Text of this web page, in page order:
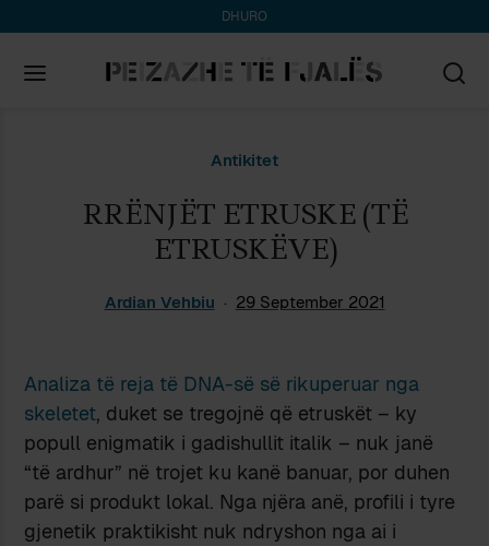
DHURO
Antikitet
RRËNJËT ETRUSKE (TË
ETRUSKËVE)
Ardian Vehbiu 29 September 2021
Analiza të reja të DNA-së së rikuperuar nga
skeletet, duket se tregojnë që etruskët – ky
popull enigmatik i gadishullit italik – nuk janë
“të ardhur” në trojet ku kanë banuar, por duhen
parë si produkt lokal. Nga njëra anë, profili i tyre
gjenetik praktikisht nuk ndryshon nga ai i